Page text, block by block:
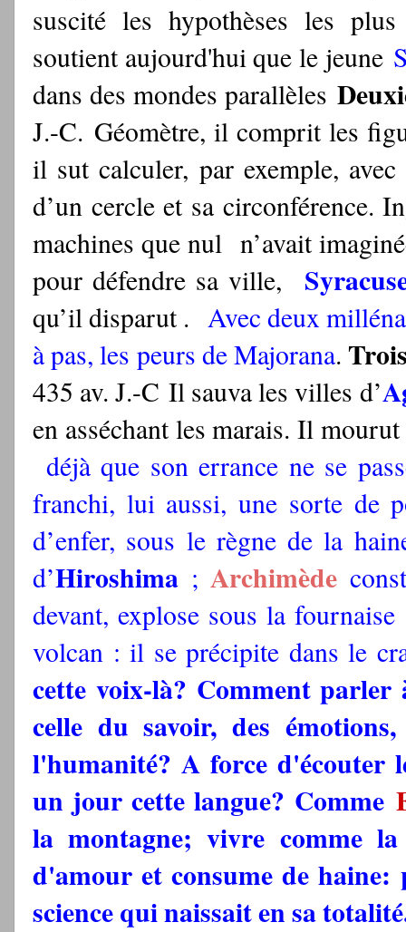
suscité les hypothèses les
soutient aujourd'hui que le jeune
dans des mondes parallèles
J.-C. Géomètre, il comprit les
il sut calculer, par exemple,
d’un cercle et sa circonférence.
machines que nul n’avait
pour défendre sa ville,
qu’il disparut . Avec deux
à pas, les peurs de Majorana.
435 av. J.-C Il sauva les villes d’
en asséchant les marais. Il
déjà que son errance ne se
franchi, lui aussi, une sorte de
d’enfer, sous le règne de la
d’Hiroshima ; Archimède
devant, explose sous la
volcan : il se précipite dans le
cette voix-là? Comment parler
celle du savoir, des
l'humanité? A force d'écouter
un jour cette langue? Comme
la montagne; vivre comme
d'amour et consume de haine:
science qui naissait en sa